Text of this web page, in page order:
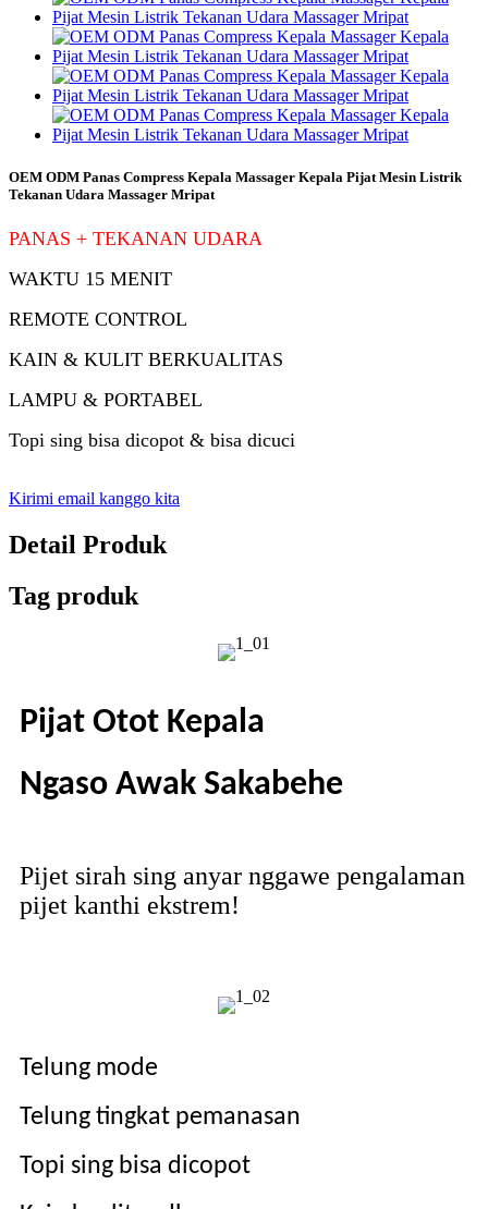
OEM ODM Panas Compress Kepala Massager Kepala Pijat Mesin Listrik
Tekanan Udara Massager Mripat
PANAS + TEKANAN UDARA
WAKTU 15 MENIT
REMOTE CONTROL
KAIN & KULIT BERKUALITAS
LAMPU & PORTABEL
Topi sing bisa dicopot & bisa dicuci
Kirimi email kanggo kita
Detail Produk
Tag produk
Pijat Otot Kepala
Ngaso Awak Sakabehe
Pijet sirah sing anyar nggawe pengalaman
pijet kanthi ekstrem!
Telung mode
Telung tingkat pemanasan
Topi sing bisa dicopot